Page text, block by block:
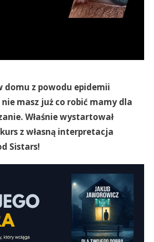
domu z powodu epidemii
masz już co robić mamy dla
Właśnie wystartował
z własną interpretacja
Sistars!